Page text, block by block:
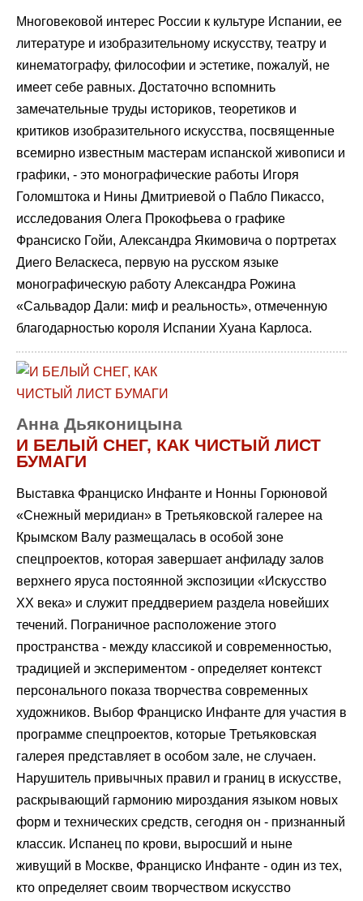
Многовековой интерес России к культуре Испании, ее
литературе и изобразительному искусству, театру и
кинематографу, философии и эстетике, пожалуй, не
имеет себе равных. Достаточно вспомнить
замечательные труды историков, теоретиков и
критиков изобразительного искусства, посвященные
всемирно известным мастерам испанской живописи и
графики, - это монографические работы Игоря
Голомштока и Нины Дмитриевой о Пабло Пикассо,
исследования Олега Прокофьева о графике
Франсиско Гойи, Александра Якимовича о портретах
Диего Веласкеса, первую на русском языке
монографическую работу Александра Рожина
«Сальвадор Дали: миф и реальность», отмеченную
благодарностью короля Испании Хуана Карлоса.
Анна Дьяконицына
И БЕЛЫЙ СНЕГ, КАК ЧИСТЫЙ ЛИСТ
БУМАГИ
Выставка Франциско Инфанте и Нонны Горюновой
«Снежный меридиан» в Третьяковской галерее на
Крымском Валу размещалась в особой зоне
спецпроектов, которая завершает анфиладу залов
верхнего яруса постоянной экспозиции «Искусство
ХХ века» и служит преддверием раздела новейших
течений. Пограничное расположение этого
пространства - между классикой и современностью,
традицией и экспериментом - определяет контекст
персонального показа творчества современных
художников. Выбор Франциско Инфанте для участия в
программе спецпроектов, которые Третьяковская
галерея представляет в особом зале, не случаен.
Нарушитель привычных правил и границ в искусстве,
раскрывающий гармонию мироздания языком новых
форм и технических средств, сегодня он - признанный
классик. Испанец по крови, выросший и ныне
живущий в Москве, Франциско Инфанте - один из тех,
кто определяет своим творчеством искусство